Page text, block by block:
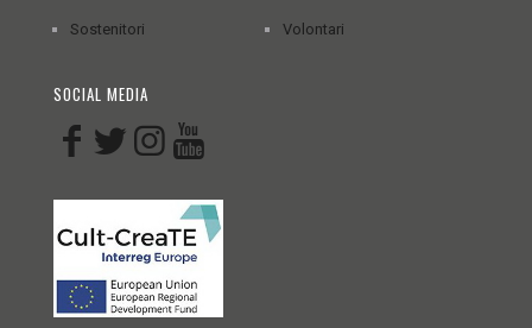
Sostenitori
Volontari
SOCIAL MEDIA